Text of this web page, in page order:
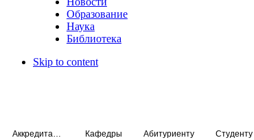
Образование
Наука
Библиотека
Skip to content
Кафедры Абитуриенту Студенту